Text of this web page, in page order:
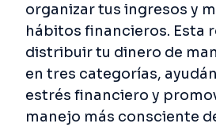
organizar tus ingresos y
hábitos financieros. Esta
distribuir tu dinero de
en tres categorías,
estrés financiero y
manejo más consciente